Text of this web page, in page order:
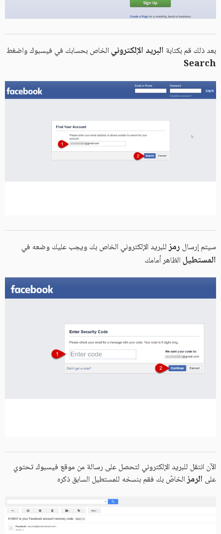
بعد ذلك قم بكتابة البريد الإلكتروني الخاص بحسابك في فيسبوك واضغط
Search
سيتم إرسال رمزللبريد الإلكتروني الخاص بك ويجب عليك وضعه في
المستطيل الظاهر أمامك
الآن انتقل للبريد الإلكتروني لتحصل على رسالة من موقع فيسبوك تحتوي
على الرمزالخاصّ بك فقم بنسخه للمستطيل السابق ذكره